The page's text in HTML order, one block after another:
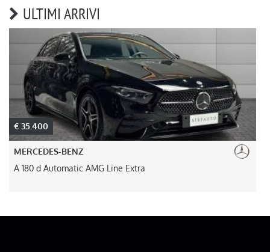
ULTIMI ARRIVI
€ 35.400
MERCEDES-BENZ
A 180 d Automatic AMG Line Extra